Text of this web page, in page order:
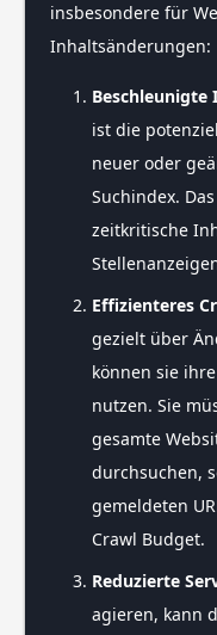
insbesondere für
Inhaltsänderungen:
Beschleunigte
ist die
neuer oder
Suchindex.
zeitkritische
Effizienteres
gezielt über
können sie
nutzen. Sie
gesamte
durchsuchen,
gemeldeten
Crawl Budget.
Reduzierte
agieren, kann